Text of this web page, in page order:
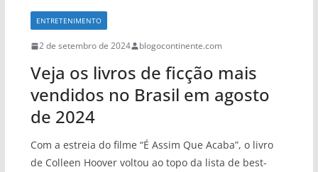
ENTRETENIMENTO
2 de setembro de 2024 blogocontinente.com
Veja os livros de ficção mais
vendidos no Brasil em agosto
de 2024
Com a estreia do filme “É Assim Que Acaba”, o livro
de Colleen Hoover voltou ao topo da lista de best-